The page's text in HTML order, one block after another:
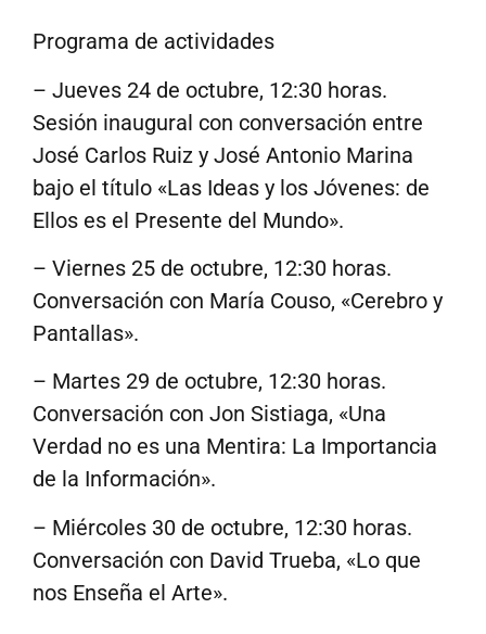
Programa de actividades
– Jueves 24 de octubre, 12:30 horas.
Sesión inaugural con conversación entre
José Carlos Ruiz y José Antonio Marina
bajo el título «Las Ideas y los Jóvenes: de
Ellos es el Presente del Mundo».
– Viernes 25 de octubre, 12:30 horas.
Conversación con María Couso, «Cerebro y
Pantallas».
– Martes 29 de octubre, 12:30 horas.
Conversación con Jon Sistiaga, «Una
Verdad no es una Mentira: La Importancia
de la Información».
– Miércoles 30 de octubre, 12:30 horas.
Conversación con David Trueba, «Lo que
nos Enseña el Arte».